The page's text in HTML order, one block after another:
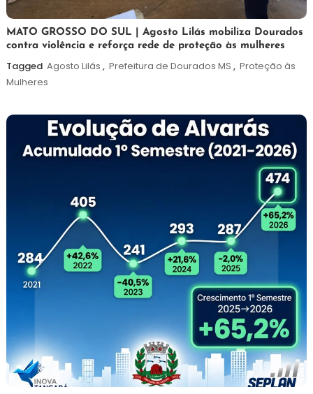
5
de
agosto
de
Maurilio
MATO GROSSO DO SUL | Agosto Lilás mobiliza Dourados
contra violência e reforça rede de proteção às mulheres
Tagged Agosto Lilás , Prefeitura de Dourados MS , Proteção às
Mulheres